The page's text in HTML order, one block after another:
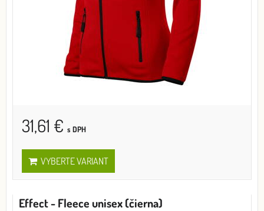
31,61 € s DPH
VYBERTE VARIANT
Effect - Fleece unisex (čierna)